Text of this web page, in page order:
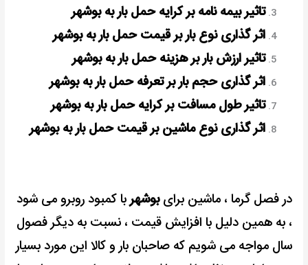
تاثیر بیمه نامه بر کرایه حمل بار به بوشهر
اثر گذاری نوع بار بر قیمت حمل بار به بوشهر
تاثیر ارزش بار بر هزینه حمل بار به بوشهر
اثر گذاری حجم بار بر تعرفه حمل بار به بوشهر
تاثیر طول مسافت بر کرایه حمل بار به بوشهر
اثر گذاری نوع ماشین بر قیمت حمل بار به بوشهر
در فصل گرما ، ماشین برایبوشهربا کمبود روبرو می شود
،به همین دلیل با افزایش قیمت ، نسبت به دیگر فصول
سال مواجه می شویم که صاحبان بار و کالا این مورد بسیار